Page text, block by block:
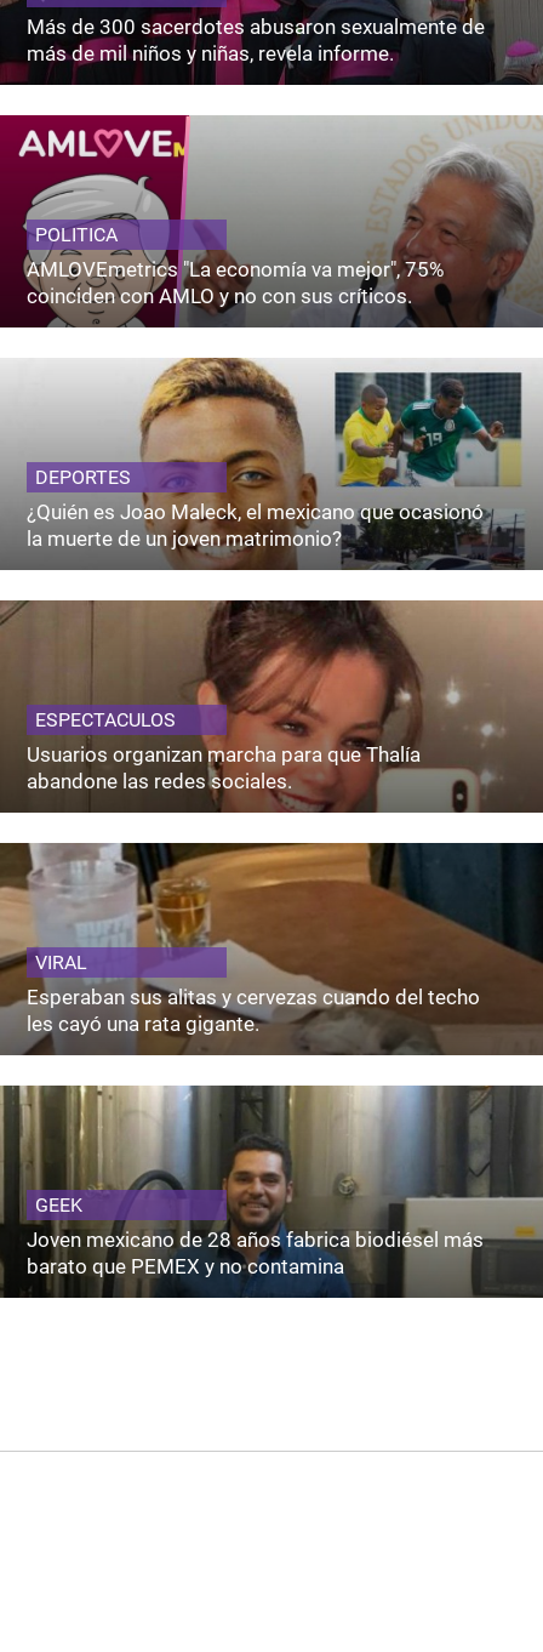
Más de 300 sacerdotes abusaron sexualmente de
más de mil niños y niñas, revela informe.
POLITICA
AMLOVEmetrics "La economía va mejor", 75%
coinciden con AMLO y no con sus críticos.
DEPORTES
¿Quién es Joao Maleck, el mexicano que ocasionó
la muerte de un joven matrimonio?
ESPECTACULOS
Usuarios organizan marcha para que Thalía
abandone las redes sociales.
VIRAL
Esperaban sus alitas y cervezas cuando del techo
les cayó una rata gigante.
GEEK
Joven mexicano de 28 años fabrica biodiésel más
barato que PEMEX y no contamina